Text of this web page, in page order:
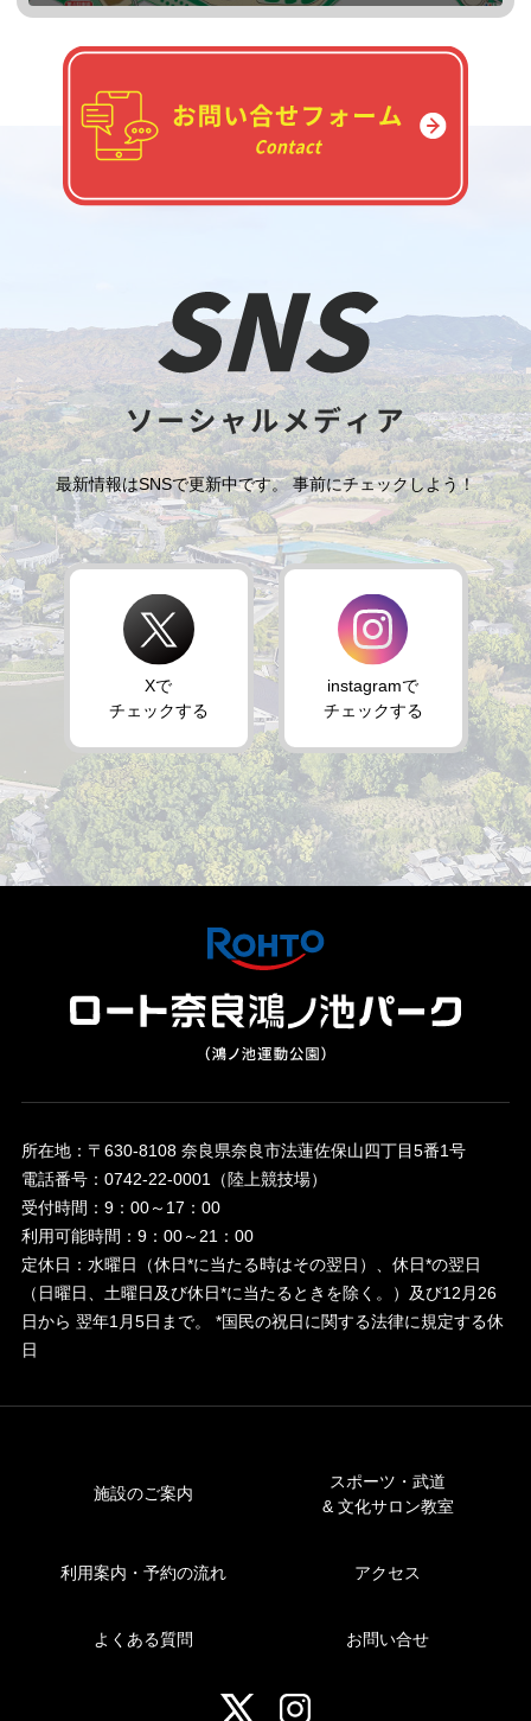
最新情報はSNSで更新中です。 事前にチェックしよう！
Xで
チェックする
instagramで
チェックする
所在地：〒630-8108 奈良県奈良市法蓮佐保山四丁目5番1号
電話番号：0742-22-0001（陸上競技場）
受付時間：9：00～17：00
利用可能時間：9：00～21：00
定休日：水曜日（休日*に当たる時はその翌日）、休日*の翌日
（日曜日、土曜日及び休日*に当たるときを除く。）及び12月26
日から 翌年1月5日まで。 *国民の祝日に関する法律に規定する休
日
施設のご案内
スポーツ・武道
& 文化サロン教室
利用案内・予約の流れ アクセス
よくある質問 お問い合せ